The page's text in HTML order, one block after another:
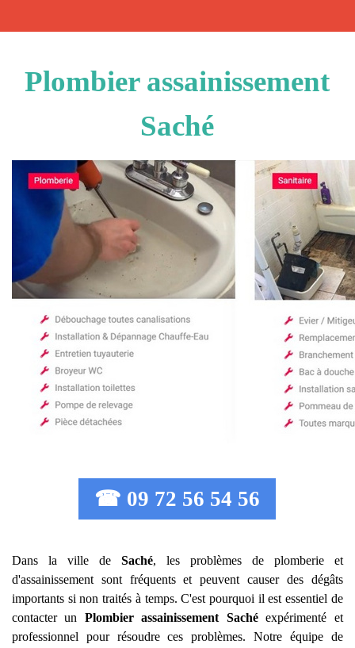
Plombier assainissement
Saché
☎ 09 72 56 54 56
Dans la ville de Saché, les problèmes de plomberie et
d'assainissement sont fréquents et peuvent causer des dégâts
importants si non traités à temps. C'est pourquoi il est essentiel de
contacter un Plombier assainissement Sachéexpérimenté et
professionnel pour résoudre ces problèmes. Notre équipe de